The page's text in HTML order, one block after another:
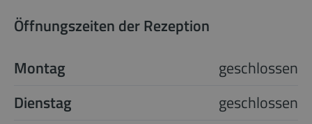
Öffnungszeiten der Rezeption
Montag
geschlossen
Dienstag
geschlossen